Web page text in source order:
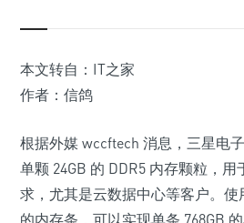
本文转自：IT之家
作者：信鸽
根据外媒 wccftech 消息，三星电
单颗 24GB 的 DDR5 内存颗粒，
求，尤其是云数据中心等客户。使
的内存条， 可以实现单条 768GB